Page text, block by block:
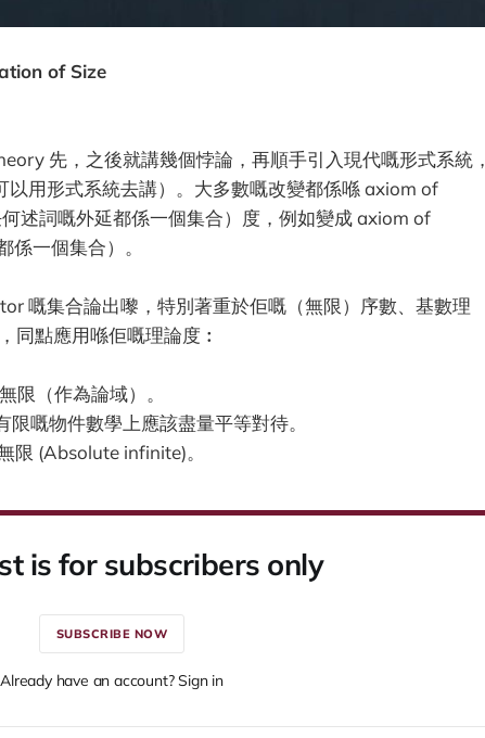
of Size
先，之後就講幾個悖論，再順手引入現代嘅形式系統，
以用形式系統去講）。大多數嘅改變都係喺 axiom of
述詞嘅外延都係一個集合）度，例如變成 axiom of
一個集合）。
嘅集合論出嚟，特別著重於佢嘅（無限）序數、基數理
同點應用喺佢嘅理論度︰
限（作為論域）。
嘅物件數學上應該盡量平等對待。
限 (Absolute infinite)。
is for subscribers only
SUBSCRIBE NOW
Already have an account? Sign in